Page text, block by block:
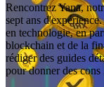
Rencontrez Yana,
sept ans
en technologie, en
blockchain et de la
rédiger des guides
pour donner des cons